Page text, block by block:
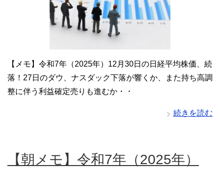
【メモ】令和7年（2025年）12月30日の日経平均株価、続
落！27日のダウ、ナスダック下落が響くか、また持ち高調
整に伴う利益確定売りも進むか・・
続きを読む
【朝メモ】令和7年（2025年）